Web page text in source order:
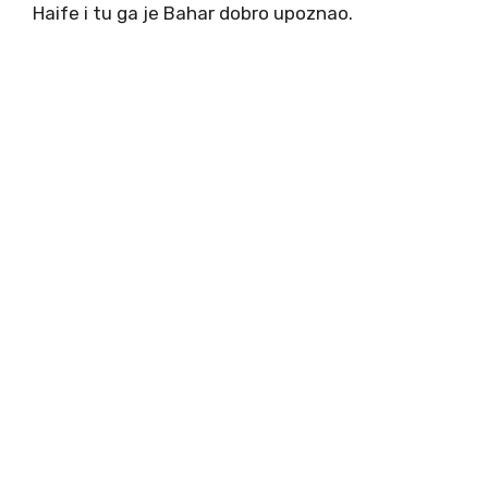
Haife i tu ga je Bahar dobro upoznao.